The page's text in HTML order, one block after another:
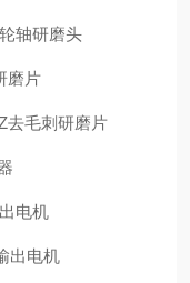
轴研磨头
磨片
去毛刺研磨片
电机
出电机